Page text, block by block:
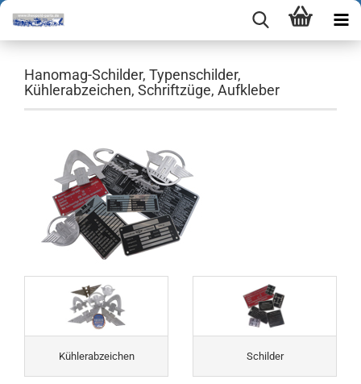
Hanomag-Schilder, Typenschilder,
Kühlerabzeichen, Schriftzüge, Aufkleber
Kühlerabzeichen Schilder